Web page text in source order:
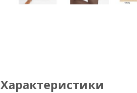
Характеристики